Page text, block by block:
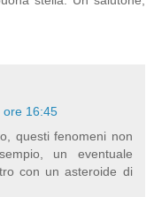
ore 16:45
questi fenomeni non
un eventuale
con un asteroide di